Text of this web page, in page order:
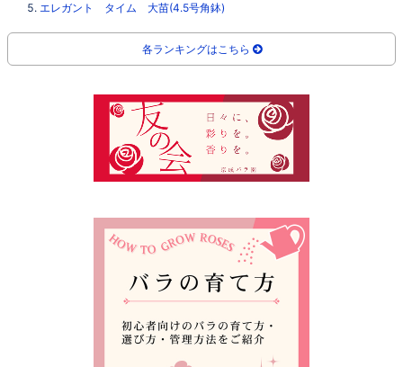
エレガント タイム 大苗(4.5号角鉢)
各ランキングはこちら